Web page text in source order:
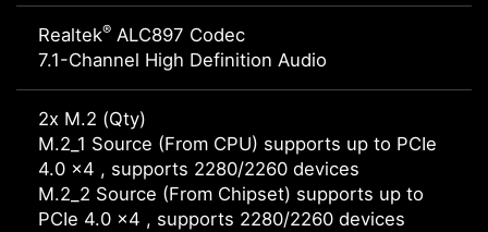
Realtek® ALC897 Codec
7.1-Channel High Definition Audio
2x M.2 (Qty)
M.2_1 Source (From CPU) supports up to PCIe
4.0 x4 , supports 2280/2260 devices
M.2_2 Source (From Chipset) supports up to
PCIe 4.0 x4 , supports 2280/2260 devices